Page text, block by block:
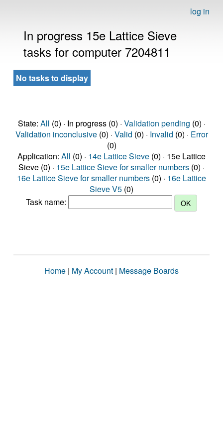
log in
In progress 15e Lattice Sieve
tasks for computer 7204811
No tasks to display
State: All (0) · In progress (0) · Validation pending (0) ·
Validation inconclusive(0) · Valid (0) · Invalid (0) · Error
(0)
Application: All (0) · 14e Lattice Sieve (0) · 15e Lattice
Sieve (0) · 15e Lattice Sieve for smaller numbers (0) ·
16e Lattice Sieve for smaller numbers (0) · 16e Lattice
Sieve V5 (0)
Task name:
Home | My Account | Message Boards